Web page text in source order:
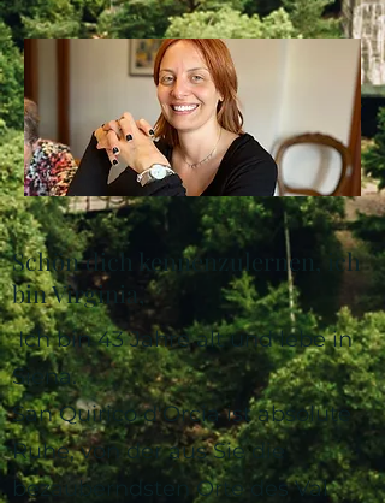
Schön dich kennenzulernen, ich
bin Virginia,
Ich bin 43 Jahre alt und lebe in
Siena.
San Quirico d'Orcia ist absolute
Ruhe, von der aus Sie die
bezauberndsten Orte des Val